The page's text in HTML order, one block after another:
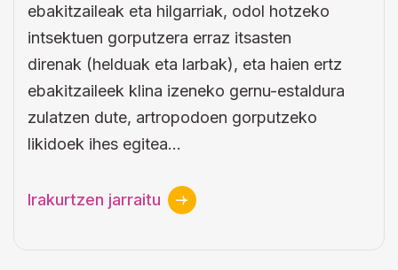
ebakitzaileak eta hilgarriak, odol hotzeko
intsektuen gorputzera erraz itsasten
direnak (helduak eta larbak), eta haien ertz
ebakitzaileek klina izeneko gernu-estaldura
zulatzen dute, artropodoen gorputzeko
likidoek ihes egitea…
Irakurtzen jarraitu